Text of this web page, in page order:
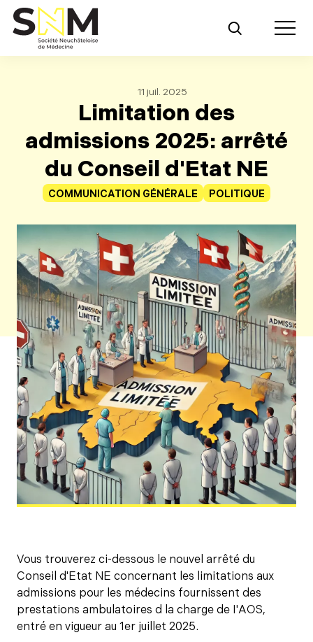
Retour au contenu principal
Toggle
11 juil. 2025
Limitation des
admissions 2025: arrêté
du Conseil d'Etat NE
COMMUNICATION GÉNÉRALE POLITIQUE
Vous trouverez ci-dessous le nouvel arrêté du
Conseil d'Etat NE concernant les limitations aux
admissions pour les médecins fournissent des
prestations ambulatoires d la charge de I'AOS,
entré en vigueur au 1er juillet 2025.